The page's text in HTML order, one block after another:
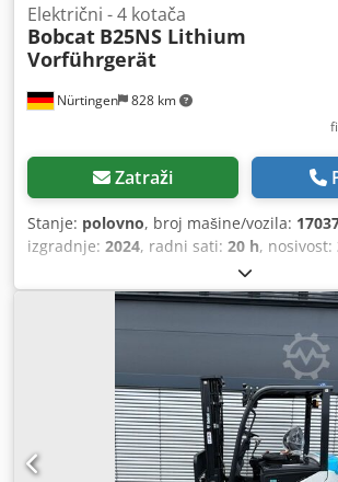
Nürtingen 828 km
Električni - 4 kotača
Bobcat B25NS Lithium
Vorführgerät
Zatraži
Stanje: polovno, broj mašine/vozila:
izgradnje: 2024, radni sati: 20 h, nosivost:
, slobodno podizanje:
središte tereta:500 mm, vrsta goriva:
, građevinska visina:2.180
, duljina vilica: 1.200 mm,
, dimenzija stražnje gume:
3.552 kg,